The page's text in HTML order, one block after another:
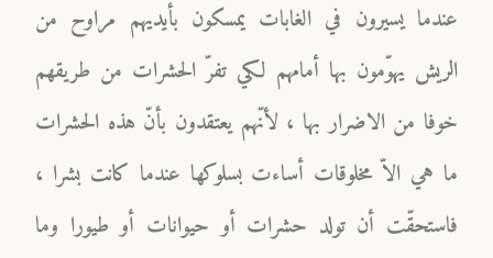
عندما يسيرون في الغابات يمسكون بأيديهم مراوح من
الريش يهوّمون بها أمامهم لكي تفرّ الحشرات من طريقهم
خوفا من الاضرار بها ، لأنّهم يعتقدون بأنّ هذه الحشرات
ما هي الاّ مخلوقات أساءت بسلوكها عندما كانت بشرا ،
فاستحقّت أن تولد حشرات أو حيوانات أو طيورا وما